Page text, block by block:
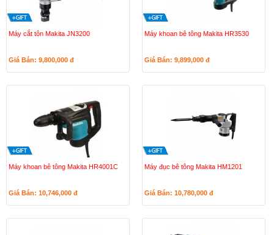
Máy cắt tôn Makita JN3200
Giá Bán: 9,800,000 đ
Máy khoan bê tông Makita HR3530
Giá Bán: 9,899,000 đ
Máy khoan bê tông Makita HR4001C
Giá Bán: 10,746,000 đ
Máy đục bê tông Makita HM1201
Giá Bán: 10,780,000 đ